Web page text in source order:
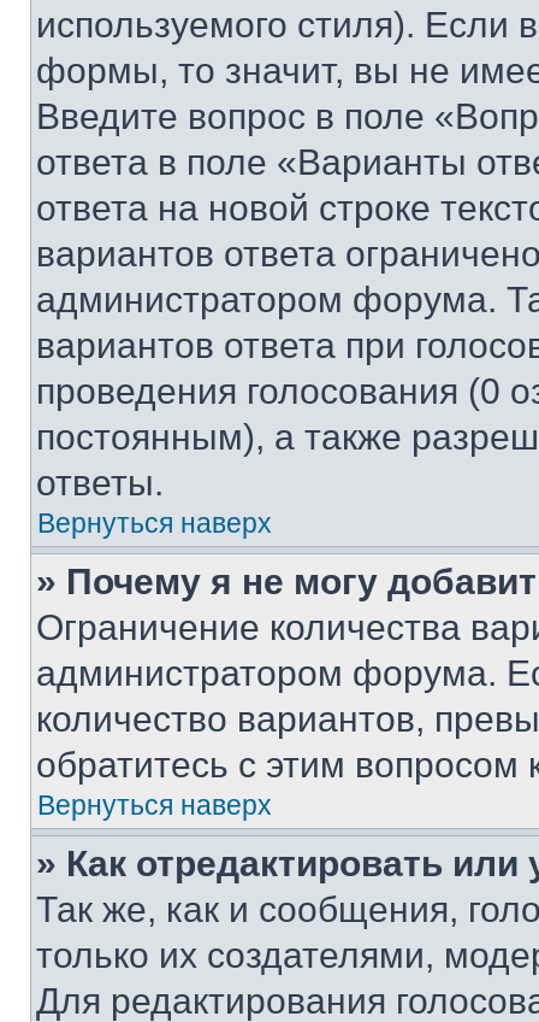
используемого стиля). Если
формы, то значит, вы не
Введите вопрос в поле
ответа в поле «Варианты
ответа на новой строке
вариантов ответа
администратором форума.
вариантов ответа при
проведения голосования (0
постоянным), а также
ответы.
Вернуться наверх
» Почему я не могу
Ограничение количества
администратором форума.
количество вариантов,
обратитесь с этим вопросом
Вернуться наверх
» Как отредактировать
Так же, как и сообщения,
только их создателями,
Для редактирования